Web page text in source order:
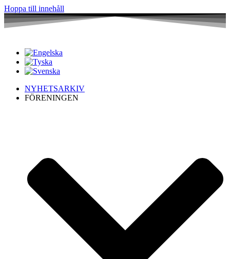
Hoppa till innehåll
NYHETSARKIV
FÖRENINGEN